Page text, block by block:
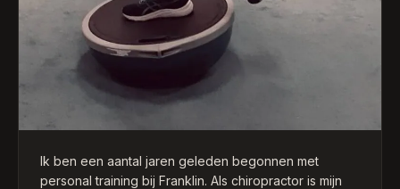
Ik ben een aantal jaren geleden begonnen met
personal training bij Franklin. Als chiropractor is mijn